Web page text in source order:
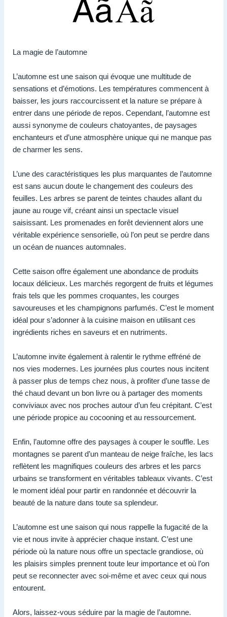
La magie de l’automne
L’automne est une saison qui évoque une multitude de
sensations et d’émotions. Les températures commencent à
baisser, les jours raccourcissent et la nature se prépare à
entrer dans une période de repos. Cependant, l’automne est
aussi synonyme de couleurs chatoyantes, de paysages
enchanteurs et d’une atmosphère unique qui ne manque pas
de charmer les sens.
L’une des caractéristiques les plus marquantes de l’automne
est sans aucun doute le changement des couleurs des
feuilles. Les arbres se parent de teintes chaudes allant du
jaune au rouge vif, créant ainsi un spectacle visuel
saisissant. Les promenades en forêt deviennent alors une
véritable expérience sensorielle, où l’on peut se perdre dans
un océan de nuances automnales.
Cette saison offre également une abondance de produits
locaux délicieux. Les marchés regorgent de fruits et légumes
frais tels que les pommes croquantes, les courges
savoureuses et les champignons parfumés. C’est le moment
idéal pour s’adonner à la cuisine maison en utilisant ces
ingrédients riches en saveurs et en nutriments.
L’automne invite également à ralentir le rythme effréné de
nos vies modernes. Les journées plus courtes nous incitent
à passer plus de temps chez nous, à profiter d’une tasse de
thé chaud devant un bon livre ou à partager des moments
conviviaux avec nos proches autour d’un feu crépitant. C’est
une période propice au cocooning et au ressourcement.
Enfin, l’automne offre des paysages à couper le souffle. Les
montagnes se parent d’un manteau de neige fraîche, les lacs
reflètent les magnifiques couleurs des arbres et les parcs
urbains se transforment en véritables tableaux vivants. C’est
le moment idéal pour partir en randonnée et découvrir la
beauté de la nature dans toute sa splendeur.
L’automne est une saison qui nous rappelle la fugacité de la
vie et nous invite à apprécier chaque instant. C’est une
période où la nature nous offre un spectacle grandiose, où
les plaisirs simples prennent toute leur importance et où l’on
peut se reconnecter avec soi-même et avec ceux qui nous
entourent.
Alors, laissez-vous séduire par la magie de l’automne.